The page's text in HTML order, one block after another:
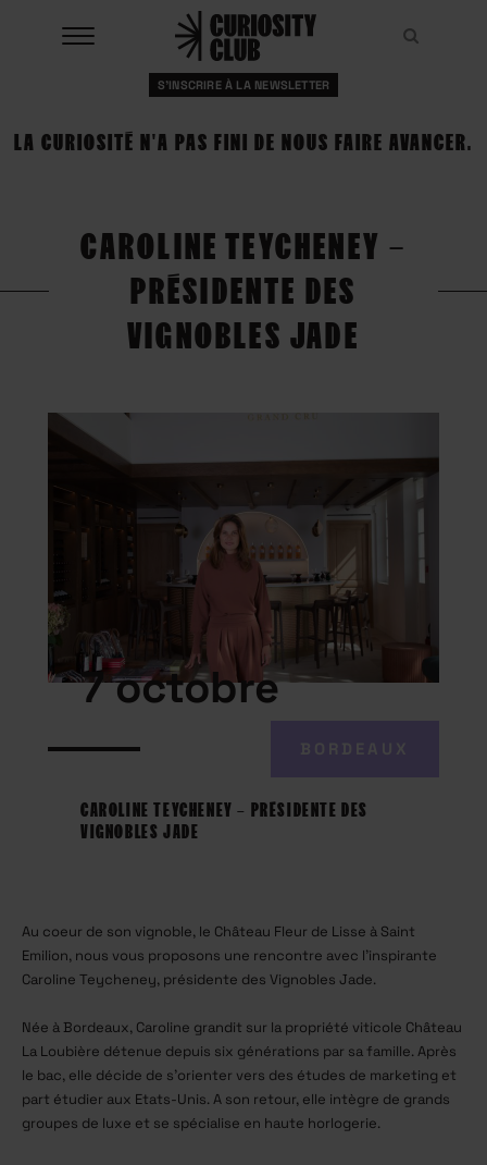
S'INSCRIRE À LA NEWSLETTER
LA CURIOSITÉ N'A PAS FINI DE NOUS FAIRE AVANCER.
CAROLINE TEYCHENEY –
PRÉSIDENTE DES
VIGNOBLES JADE
7 octobre
CAROLINE TEYCHENEY – PRÉSIDENTE DES
VIGNOBLES JADE
Au coeur de son vignoble, le Château Fleur de Lisse à Saint
Emilion, nous vous proposons une rencontre avec l’inspirante
Caroline Teycheney, présidente des Vignobles Jade.
Née à Bordeaux, Caroline grandit sur la propriété viticole Château
La Loubière détenue depuis six générations par sa famille. Après
le bac, elle décide de s’orienter vers des études de marketing et
part étudier aux Etats-Unis. A son retour, elle intègre de grands
groupes de luxe et se spécialise en haute horlogerie.